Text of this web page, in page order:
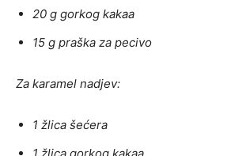
20 g gorkog kakaa
15 g praška za pecivo
Za karamel nadjev:
1 žlica šećera